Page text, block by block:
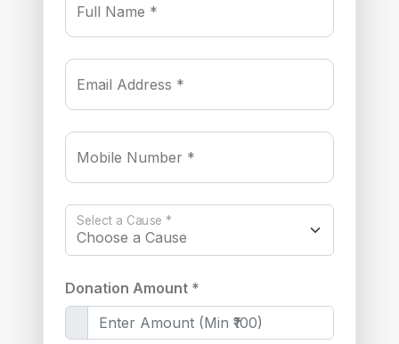
Full Name *
Email Address *
Mobile Number *
Select a Cause *
Donation Amount *